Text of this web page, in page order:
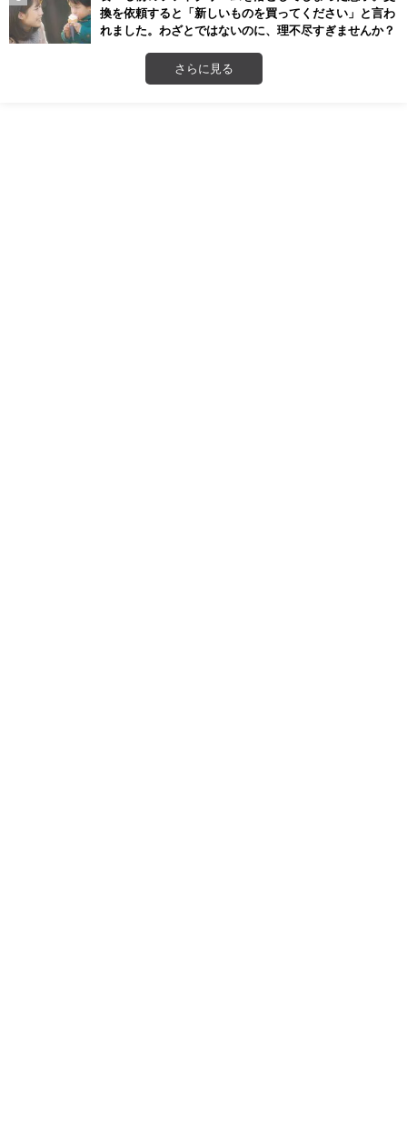
換を依頼すると「新しいものを買ってください」と言わ
れました。わざとではないのに、理不尽すぎませんか？
さらに見る